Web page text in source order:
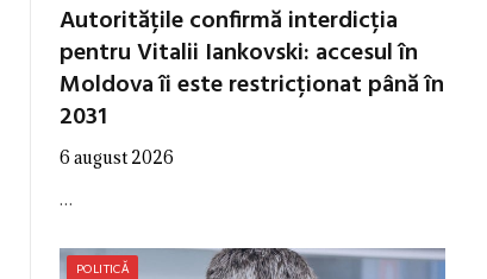
Autoritățile confirmă interdicția
pentru Vitalii Iankovski: accesul în
Moldova îi este restricționat până în
2031
6 august 2026
…
POLITICĂ